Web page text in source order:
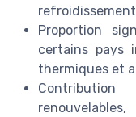
Proportion
certains pays
thermiques et